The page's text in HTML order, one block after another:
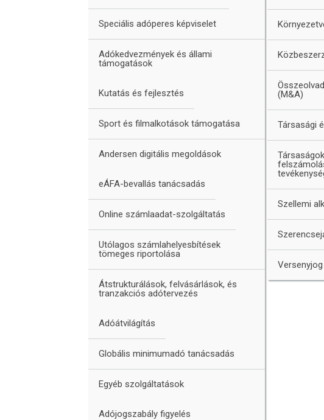
Speciális adóperes képviselet
Adókedvezmények és állami
támogatások
Kutatás és fejlesztés
Sport és filmalkotások támogatása
Andersen digitális megoldások
eÁFA-bevallás tanácsadás
Online számlaadat-szolgáltatás
Utólagos számlahelyesbítések
tömeges riportolása
Átstrukturálások, felvásárlások, és
tranzakciós adótervezés
Adóátvilágítás
Globális minimumadó tanácsadás
Egyéb szolgáltatások
Adójogszabály figyelés
(M&A)
Társasági
Szellemi
Versenyjog